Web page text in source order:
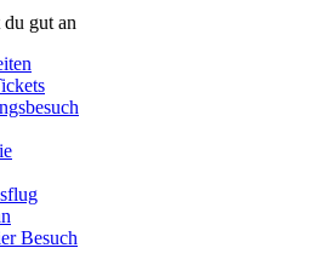
gut an
Besuch